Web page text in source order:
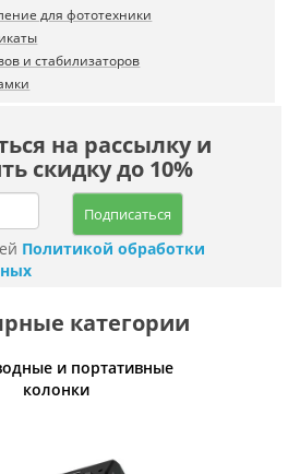
для фототехники
и стабилизаторов
на рассылку и
скидку до 10%
Подписаться
Политикой обработки
категории
и портативные
колонки